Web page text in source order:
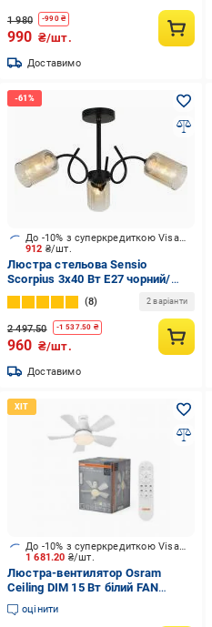
1 980 -990₴
990 ₴/шт.
Доставимо
912 ₴/шт.
До -10% з суперкредиткою Visa Вигода
Люстра стельова Sensio
Scorpius 3x40 Вт E27 чорний/
димчастий ALG-07517/3
8 2 варіанти
2 497.50 -1 537.50 ₴
960 ₴/шт.
Доставимо
1 681.20 ₴/шт.
До -10% з суперкредиткою Visa Вигода
Люстра-вентилятор Osram
Ceiling DIM 15 Вт білий FAN
LESTE
оцінити